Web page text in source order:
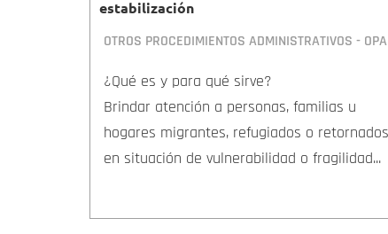
estabilización
OTROS PROCEDIMIENTOS ADMINISTRATIVOS - OPA
¿Qué es y para qué sirve?
Brindar atención a personas, familias u
hogares migrantes, refugiados o retornados
en situación de vulnerabilidad o fragilidad...